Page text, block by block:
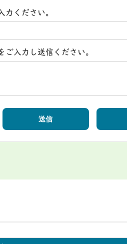
力ください。
ご入力し送信ください。